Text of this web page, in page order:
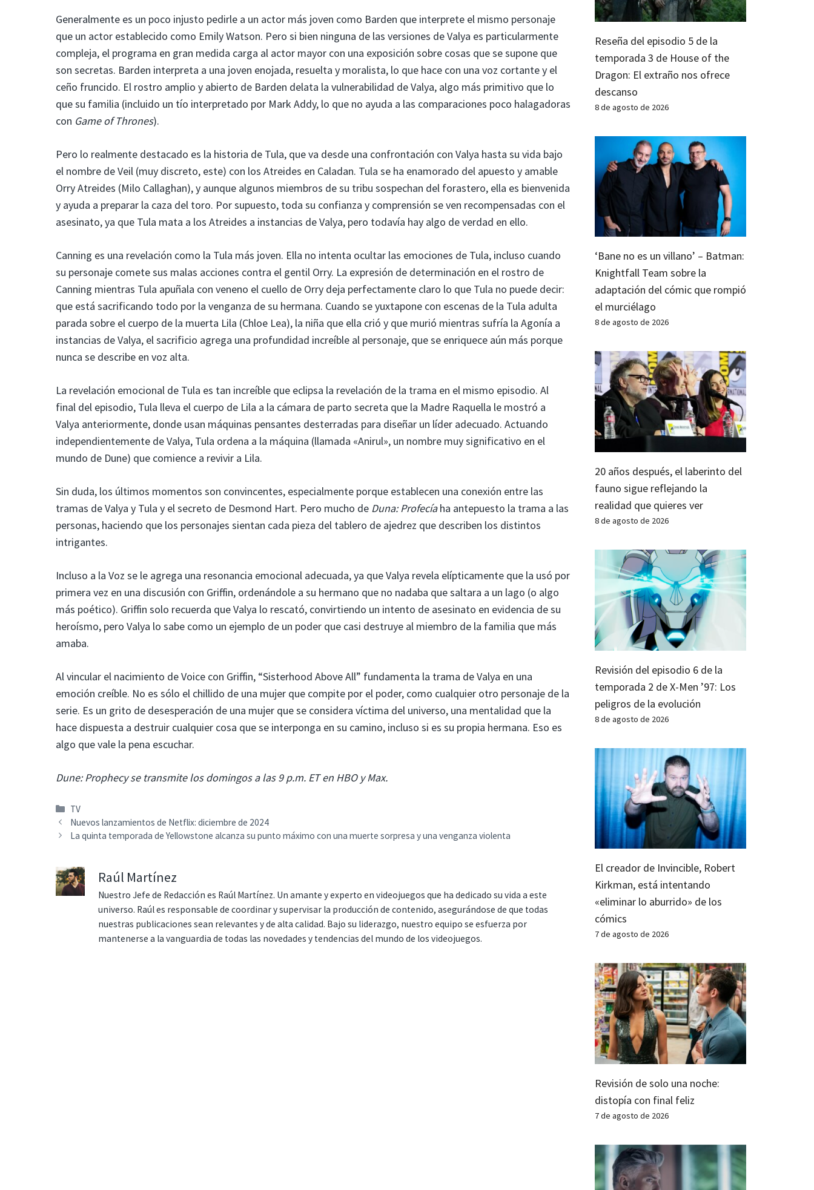
Generalmente es un poco injusto pedirle a un actor más joven como Barden que interprete el mismo personaje
que un actor establecido como Emily Watson. Pero si bien ninguna de las versiones de Valya es particularmente
compleja, el programa en gran medida carga al actor mayor con una exposición sobre cosas que se supone que
son secretas. Barden interpreta a una joven enojada, resuelta y moralista, lo que hace con una voz cortante y el
ceño fruncido. El rostro amplio y abierto de Barden delata la vulnerabilidad de Valya, algo más primitivo que lo
que su familia (incluido un tío interpretado por Mark Addy, lo que no ayuda a las comparaciones poco halagadoras
con Game of Thrones).
Pero lo realmente destacado es la historia de Tula, que va desde una confrontación con Valya hasta su vida bajo
el nombre de Veil (muy discreto, este) con los Atreides en Caladan. Tula se ha enamorado del apuesto y amable
Orry Atreides (Milo Callaghan), y aunque algunos miembros de su tribu sospechan del forastero, ella es bienvenida
y ayuda a preparar la caza del toro. Por supuesto, toda su confianza y comprensión se ven recompensadas con el
asesinato, ya que Tula mata a los Atreides a instancias de Valya, pero todavía hay algo de verdad en ello.
Canning es una revelación como la Tula más joven. Ella no intenta ocultar las emociones de Tula, incluso cuando
su personaje comete sus malas acciones contra el gentil Orry. La expresión de determinación en el rostro de
Canning mientras Tula apuñala con veneno el cuello de Orry deja perfectamente claro lo que Tula no puede decir:
que está sacrificando todo por la venganza de su hermana. Cuando se yuxtapone con escenas de la Tula adulta
parada sobre el cuerpo de la muerta Lila (Chloe Lea), la niña que ella crió y que murió mientras sufría la Agonía a
instancias de Valya, el sacrificio agrega una profundidad increíble al personaje, que se enriquece aún más porque
nunca se describe en voz alta.
La revelación emocional de Tula es tan increíble que eclipsa la revelación de la trama en el mismo episodio. Al
final del episodio, Tula lleva el cuerpo de Lila a la cámara de parto secreta que la Madre Raquella le mostró a
Valya anteriormente, donde usan máquinas pensantes desterradas para diseñar un líder adecuado. Actuando
independientemente de Valya, Tula ordena a la máquina (llamada «Anirul», un nombre muy significativo en el
mundo de Dune) que comience a revivir a Lila.
Sin duda, los últimos momentos son convincentes, especialmente porque establecen una conexión entre las
tramas de Valya y Tula y el secreto de Desmond Hart. Pero mucho de Duna: Profecíaha antepuesto la trama a las
personas, haciendo que los personajes sientan cada pieza del tablero de ajedrez que describen los distintos
intrigantes.
Incluso a la Voz se le agrega una resonancia emocional adecuada, ya que Valya revela elípticamente que la usó por
primera vez en una discusión con Griffin, ordenándole a su hermano que no nadaba que saltara a un lago (o algo
más poético). Griffin solo recuerda que Valya lo rescató, convirtiendo un intento de asesinato en evidencia de su
heroísmo, pero Valya lo sabe como un ejemplo de un poder que casi destruye al miembro de la familia que más
amaba.
Al vincular el nacimiento de Voice con Griffin, “Sisterhood Above All” fundamenta la trama de Valya en una
emoción creíble. No es sólo el chillido de una mujer que compite por el poder, como cualquier otro personaje de la
serie. Es un grito de desesperación de una mujer que se considera víctima del universo, una mentalidad que la
hace dispuesta a destruir cualquier cosa que se interponga en su camino, incluso si es su propia hermana. Eso es
algo que vale la pena escuchar.
Dune: Prophecy se transmite los domingos a las 9 p.m. ET en HBO y Max.
Categorías
TV
Nuevos lanzamientos de Netflix: diciembre de 2024
La quinta temporada de Yellowstone alcanza su punto máximo con una muerte sorpresa y una venganza violenta
Raúl Martínez
Nuestro Jefe de Redacción es Raúl Martínez. Un amante y experto en videojuegos que ha dedicado su vida a este
universo. Raúl es responsable de coordinar y supervisar la producción de contenido, asegurándose de que todas
nuestras publicaciones sean relevantes y de alta calidad. Bajo su liderazgo, nuestro equipo se esfuerza por
mantenerse a la vanguardia de todas las novedades y tendencias del mundo de los videojuegos.
Reseña del episodio 5 de la
temporada 3 de House of the
Dragon: El extraño nos ofrece
descanso
8 de agosto de 2026
‘Bane no es un villano’ – Batman:
Knightfall Team sobre la
adaptación del cómic que rompió
el murciélago
8 de agosto de 2026
20 años después, el laberinto del
fauno sigue reflejando la
realidad que quieres ver
8 de agosto de 2026
Revisión del episodio 6 de la
temporada 2 de X-Men ’97: Los
peligros de la evolución
8 de agosto de 2026
El creador de Invincible, Robert
Kirkman, está intentando
«eliminar lo aburrido» de los
cómics
7 de agosto de 2026
Revisión de solo una noche:
distopía con final feliz
7 de agosto de 2026